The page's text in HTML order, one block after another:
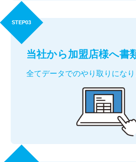
STEP03
当社から加盟店様へ書
全てデータでのやり取りにな